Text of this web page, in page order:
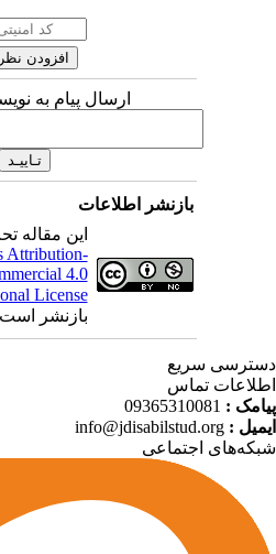
ارسال پیام به
بازنشر اطلاعات
این مقاله
Attribution-
4.0
License
بازنشر است.
سریع
تماس
:
09365310081
:
info@jdisabilstud.org
اجتماعی